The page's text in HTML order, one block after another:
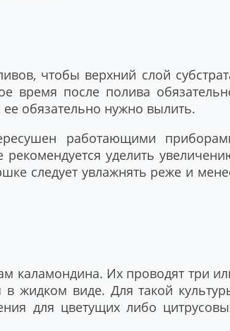
чтобы верхний слой
время после полива
ее обязательно нужно вылить.
работающими
уделить
следует увлажнять реже и
каламондина. Их проводят три
в жидком виде. Для такой
для цветущих либо